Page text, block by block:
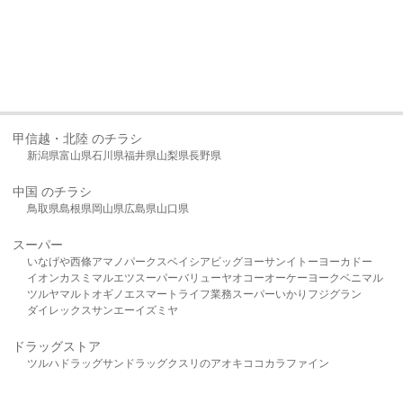
甲信越・北陸 のチラシ
新潟県富山県石川県福井県山梨県長野県
中国 のチラシ
鳥取県島根県岡山県広島県山口県
スーパー
いなげや西條アマノパークスベイシア ビッグヨーサンイトーヨーカドー
イオンカスミ マルエツスーパーバリューヤオコーオーケー ヨークベニマル
ツルヤマルト オギノ エスマート ライフ業務スーパーいかり フジグラン
ダイレックスサンエーイズミヤ
ドラッグストア
ツルハドラッグサンドラッグクスリのアオキ ココカラファイン